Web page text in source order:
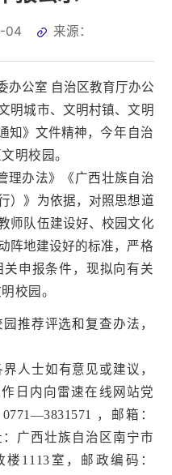
04 来源：
办公室 自治区教育厅办公
明城市、文明村镇、文明
知》文件精神，今年自治
明校园。
理办法》《广西壮族自治
）》为依据，对照思想道
师队伍建设好、校园文化
阵地建设好的标准， 严格
关申报条件， 现拟向有关
校园。
推荐评选和复查办法 ，
人士如有意见或建议，
日内向雷速在线网站党
0771 —3831571
，邮箱：
：广西壮族自治区南宁市
1113室，邮政编码：